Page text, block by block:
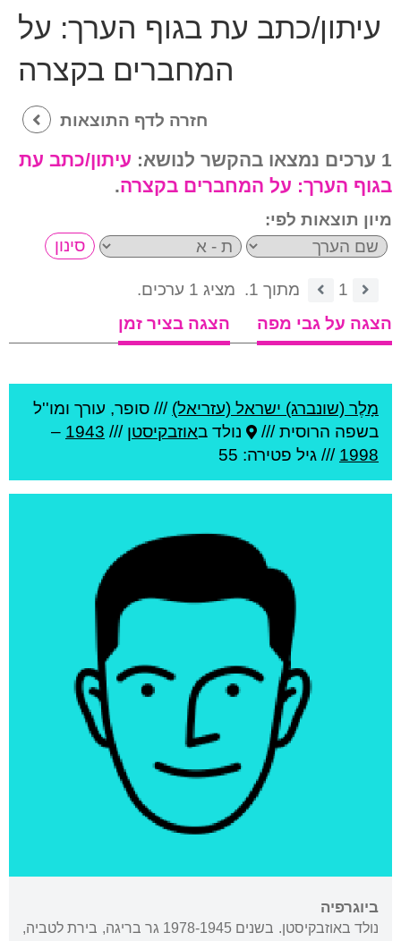
עיתון/כתב עת בגוף הערך: על
המחברים בקצרה
חזרה לדף התוצאות
1 ערכים נמצאו בהקשר לנושא:
עיתון/כתב עת
בגוף הערך: על המחברים בקצרה.
מיון תוצאות לפי:
1 מתוך 1.
מציג 1 ערכים.
הצגה על גבי מפה
הצגה בציר זמן
מָלֶר (שונברג) ישראל (עזריאל) /// סופר, עורך ומו''ל
בשפה הרוסית ///
נולד באוזבקיסטן ///
1943
–
1998 /// גיל פטירה: 55
ביוגרפיה
נולד באוזבקיסטן. בשנים 1978-1945 גר בריגה, בירת לטביה,